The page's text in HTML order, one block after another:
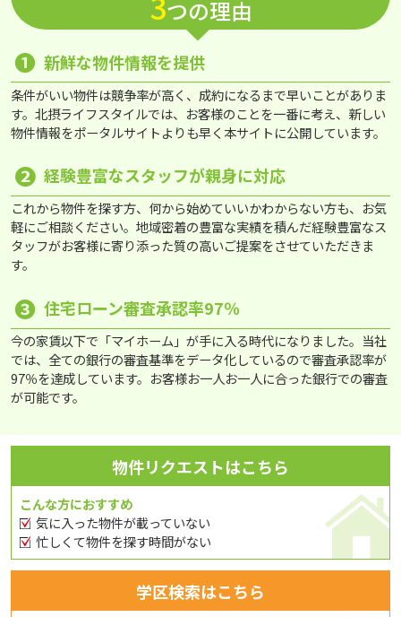
つの理由
❶ 新鮮な物件情報を提供
条件がいい物件は競争率が高く、成約になるまで早いことがありま
す。北摂ライフスタイルでは、お客様のことを一番に考え、新しい
物件情報をポータルサイトよりも早く本サイトに公開しています。
❷ 経験豊富なスタッフが親身に対応
これから物件を探す方、何から始めていいかわからない方も、お気
軽にご相談ください。地域密着の豊富な実績を積んだ経験豊富なス
タッフがお客様に寄り添った質の高いご提案をさせていただきま
す。
❸ 住宅ローン審査承認率97％
今の家賃以下で「マイホーム」が手に入る時代になりました。当社
では、全ての銀行の審査基準をデータ化しているので審査承認率が
97％を達成しています。お客様お一人お一人に合った銀行での審査
が可能です。
物件リクエストはこちら
こんな方におすすめ
気に入った物件が載っていない
忙しくて物件を探す時間がない
学区検索はこちら